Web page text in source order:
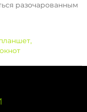
разочарованным
,